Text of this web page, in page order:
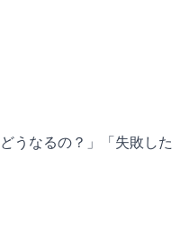
うなるの？」「失敗した